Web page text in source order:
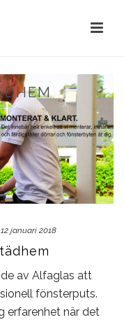
12 januari 2018
av Alfaglas att
fönsterputs.
erfarenhet när det